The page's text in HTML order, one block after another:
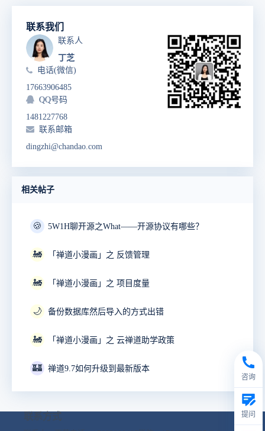
联系我们
联系人
丁芝
电话(微信)
17663906485
QQ号码
1481227768
联系邮箱
dingzhi@chandao.com
相关帖子
🍪 5W1H聊开源之What——开源协议有哪些？
🚂 「禅道小漫画」之 反馈管理
🚂 「禅道小漫画」之 项目度量
🌙 备份数据库然后导入的方式出错
🚂 「禅道小漫画」之 云禅道助学政策
🏰 禅道9.7如何升级到最新版本
联系方式
咨询
提问